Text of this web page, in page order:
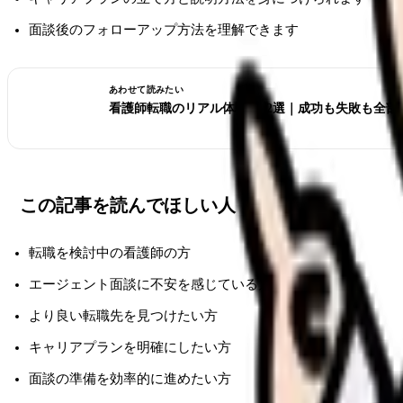
面談後のフォローアップ方法を理解できます
あわせて読みたい
看護師転職のリアル体験談12選｜成功も失敗も全部
この記事を読んでほしい人
転職を検討中の看護師の方
エージェント面談に不安を感じている方
より良い転職先を見つけたい方
キャリアプランを明確にしたい方
面談の準備を効率的に進めたい方